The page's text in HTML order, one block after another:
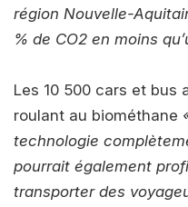
région Nouvelle-
% de CO2 en moins
Les 10 500 cars et bus
roulant au biométhane
technologie
pourrait également
transporter des